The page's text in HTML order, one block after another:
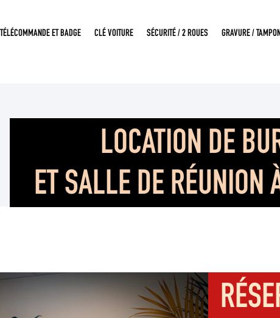
TÉLÉCOMMANDE ET BADGE CLÉ VOITURE SÉCURITÉ / 2 ROUES GRAVURE /
LOCATION DE
ET SALLE DE RÉUNION